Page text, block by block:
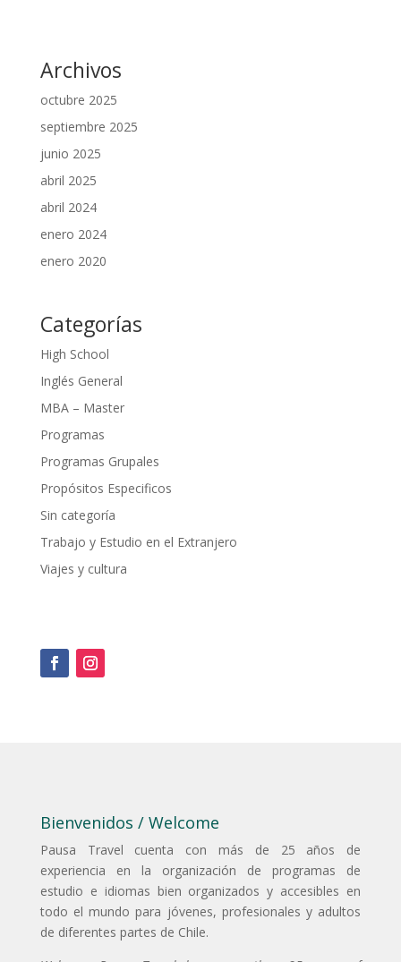
Archivos
octubre 2025
septiembre 2025
junio 2025
abril 2025
abril 2024
enero 2024
enero 2020
Categorías
High School
Inglés General
MBA – Master
Programas
Programas Grupales
Propósitos Especificos
Sin categoría
Trabajo y Estudio en el Extranjero
Viajes y cultura
Bienvenidos / Welcome
Pausa Travel cuenta con más de 25 años de
experiencia en la organización de programas de
estudio e idiomas bien organizados y accesibles en
todo el mundo para jóvenes, profesionales y adultos
de diferentes partes de Chile.